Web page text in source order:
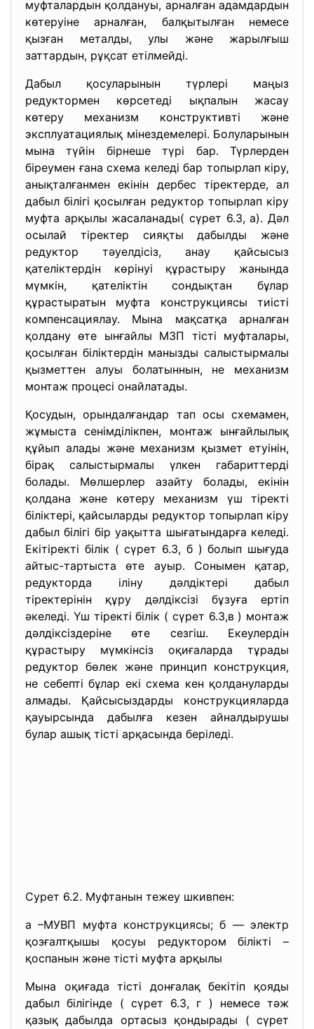
муфталардын қолдануы, арналған адамдардын
көтеруіне арналған, балқытылған немесе
қызған металды, улы және жарылғыш
заттардын, рұқсат етілмейді.
Дабыл қосуларынын түрлері маңыз
редуктормен көрсетеді ықпалын жасау
көтеру механизм конструктивті және
эксплуатациялық мінездемелері. Болуларынын
мына түйін бірнеше түрі бар. Түрлерден
біреумен ғана схема келеді бар топырлап кіру,
анықталғанмен екінін дербес тіректерде, ал
дабыл білігі қосылған редуктор топырлап кіру
муфта арқылы жасаланады( сүрет 6.3, а). Дәл
осылай тіректер сияқты дабылды және
редуктор тәуелдісіз, анау қайсысыз
қателіктердін көрінуі құрастыру жанында
мүмкін, қателіктін сондықтан бұлар
құрастыратын муфта конструкциясы тиісті
компенсациялау. Мына мақсатқа арналған
қолдану өте ынғайлы МЗП тісті муфталары,
қосылған біліктердін манызды салыстырмалы
қызметтен алуы болатыннын, не механизм
монтаж процесі онайлатады.
Қосудын, орындалғандар тап осы схемамен,
жұмыста сенімділікпен, монтаж ынғайлылық
құйып алады және механизм қызмет етуінін,
бірақ салыстырмалы үлкен габариттерді
болады. Мөлшерлер азайту болады, екінін
қолдана және көтеру механизм үш тіректі
біліктері, қайсыларды редуктор топырлап кіру
дабыл білігі бір уақытта шығатындарға келеді.
Екітіректі білік ( сүрет 6.3, б ) болып шығуда
айтыс-тартыста өте ауыр. Сонымен қатар,
редукторда іліну дәлдіктері дабыл
тіректерінін құру дәлдіксізі бұзуға ертіп
әкеледі. Үш тіректі білік ( сүрет 6.3,в ) монтаж
дәлдіксіздеріне өте сезгіш. Екеулердін
құрастыру мүмкінсіз оқиғаларда тұрады
редуктор бөлек және принцип конструкция,
не себепті бұлар екі схема кен қолдануларды
алмады. Қайсысыздарды конструкцияларда
қауырсында дабылға кезен айналдырушы
булар ашық тісті арқасында беріледі.
Сурет 6.2. Муфтанын тежеу шкивпен:
а –МУВП муфта конструкциясы; б — электр
қозғалтқышы қосуы редуктором білікті –
қоспанын және тісті муфта арқылы
Мына оқиғада тісті донғалақ бекітіп қояды
дабыл білігінде ( сүрет 6.3, г ) немесе тәж
қазық дабылда ортасыз қондырады ( сүрет